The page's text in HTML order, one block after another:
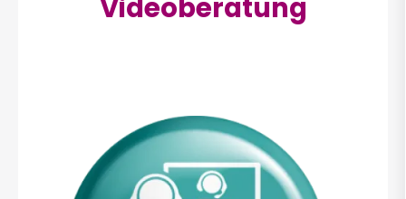
Videoberatung